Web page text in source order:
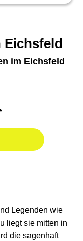
im Eichsfeld
Legenden wie
liegt sie mitten in
die sagenhaft